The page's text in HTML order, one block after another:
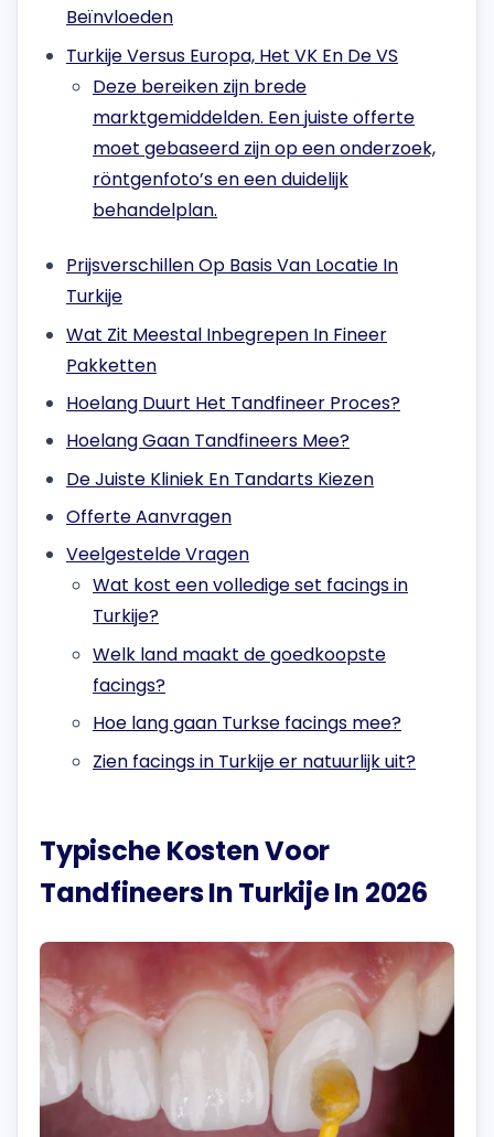
Beïnvloeden
Turkije Versus Europa, Het VK En De VS
Deze bereiken zijn brede
marktgemiddelden. Een juiste offerte
moet gebaseerd zijn op een onderzoek,
röntgenfoto’s en een duidelijk
behandelplan.
Prijsverschillen Op Basis Van Locatie In
Turkije
Wat Zit Meestal Inbegrepen In Fineer
Pakketten
Hoelang Duurt Het Tandfineer Proces?
Hoelang Gaan Tandfineers Mee?
De Juiste Kliniek En Tandarts Kiezen
Offerte Aanvragen
Veelgestelde Vragen
Wat kost een volledige set facings in
Turkije?
Welk land maakt de goedkoopste
facings?
Hoe lang gaan Turkse facings mee?
Zien facings in Turkije er natuurlijk uit?
Typische Kosten Voor
Tandfineers In Turkije In 2026